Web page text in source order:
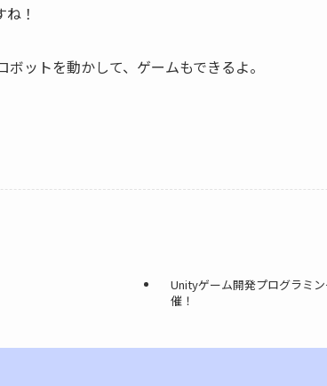
！
ットを動かして、ゲームもできるよ。
Unityゲーム開発プログラミ
催！